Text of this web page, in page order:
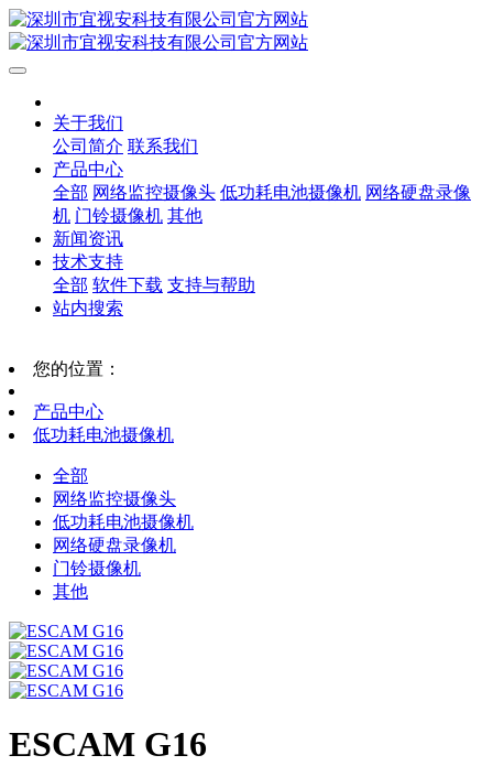
关于我们
公司简介 联系我们
产品中心
全部 网络监控摄像头 低功耗电池摄像机 网络硬盘录像
机 门铃摄像机 其他
新闻资讯
技术支持
全部 软件下载 支持与帮助
站内搜索
您的位置：
产品中心
低功耗电池摄像机
全部
网络监控摄像头
低功耗电池摄像机
网络硬盘录像机
门铃摄像机
其他
ESCAM G16